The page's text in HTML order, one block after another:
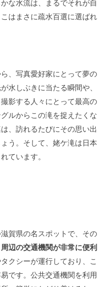
な水流は、まるでそれが自
はまさに疏水百選に選ばれ
、写真愛好家にとって夢の
水しぶきに当たる瞬間や、
影する人々にとって最高の
ルからこの滝を捉えたくな
、訪れるたびにその思い出
う。そして、姥ケ滝は日本
ています。
賀県の名スポットで、その
周辺の交通機関が非常に便利
クシーが運行しており、こ
です。公共交通機関を利用